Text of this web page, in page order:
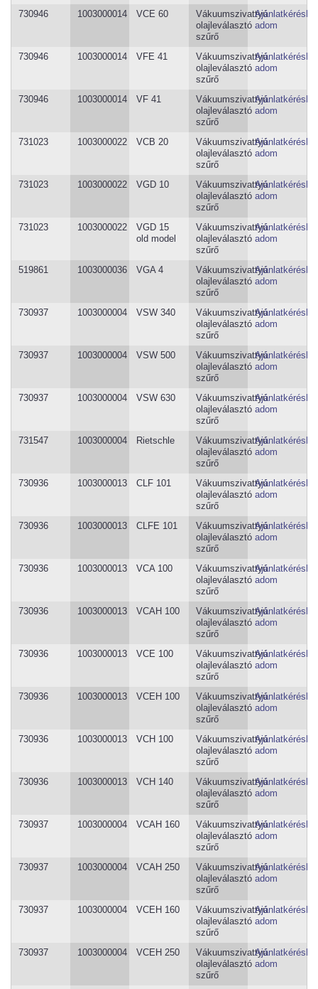
730946 1003000014 VCE 60
Vákuumszivattyú
olajleválasztó
szűrő
adom
730946 1003000014 VFE 41
Vákuumszivattyú
olajleválasztó
szűrő
adom
730946 1003000014 VF 41
Vákuumszivattyú
olajleválasztó
szűrő
adom
731023 1003000022 VCB 20
Vákuumszivattyú
olajleválasztó
szűrő
adom
731023 1003000022 VGD 10
Vákuumszivattyú
olajleválasztó
szűrő
adom
731023 1003000022
VGD 15
old model
Vákuumszivattyú
olajleválasztó
szűrő
adom
519861 1003000036 VGA 4
Vákuumszivattyú
olajleválasztó
szűrő
adom
730937 1003000004 VSW 340
Vákuumszivattyú
olajleválasztó
szűrő
adom
730937 1003000004 VSW 500
Vákuumszivattyú
olajleválasztó
szűrő
adom
730937 1003000004 VSW 630
Vákuumszivattyú
olajleválasztó
szűrő
adom
731547 1003000004 Rietschle
Vákuumszivattyú
olajleválasztó
szűrő
adom
730936 1003000013 CLF 101
Vákuumszivattyú
olajleválasztó
szűrő
adom
730936 1003000013 CLFE 101
Vákuumszivattyú
olajleválasztó
szűrő
adom
730936 1003000013 VCA 100
Vákuumszivattyú
olajleválasztó
szűrő
adom
730936 1003000013 VCAH 100
Vákuumszivattyú
olajleválasztó
szűrő
adom
730936 1003000013 VCE 100
Vákuumszivattyú
olajleválasztó
szűrő
adom
730936 1003000013 VCEH 100
Vákuumszivattyú
olajleválasztó
szűrő
adom
730936 1003000013 VCH 100
Vákuumszivattyú
olajleválasztó
szűrő
adom
730936 1003000013 VCH 140
Vákuumszivattyú
olajleválasztó
szűrő
adom
730937 1003000004 VCAH 160
Vákuumszivattyú
olajleválasztó
szűrő
adom
730937 1003000004 VCAH 250
Vákuumszivattyú
olajleválasztó
szűrő
adom
730937 1003000004 VCEH 160
Vákuumszivattyú
olajleválasztó
szűrő
adom
730937 1003000004 VCEH 250
Vákuumszivattyú
olajleválasztó
szűrő
adom